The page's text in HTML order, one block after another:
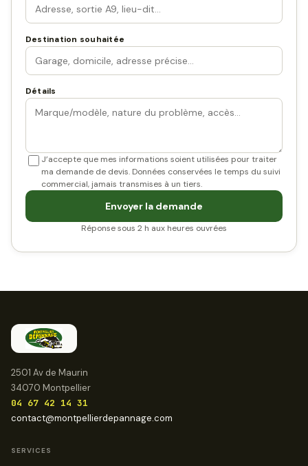
Destination souhaitée
Détails
J’accepte que mes informations soient utilisées pour traiter
ma demande de devis. Données conservées le temps du suivi
commercial, jamais transmises à un tiers.
Envoyer la demande
Réponse sous 2 h aux heures ouvrées
2501 Av de Maurin
34070 Montpellier
04 67 42 14 31
contact@montpellierdepannage.com
SERVICES